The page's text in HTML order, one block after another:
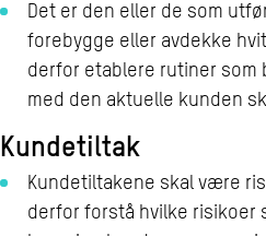
Det er den eller de som
forebygge eller avdekke
derfor etablere rutiner som
med den aktuelle kunden
Kundetiltak
Kundetiltakene skal være
derfor forstå hvilke risikoer